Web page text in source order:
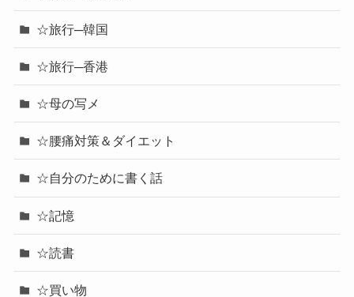
☆旅行─韓国
☆旅行─香港
☆母の写メ
☆腰痛対策＆ダイエット
☆自分のために書く話
☆記憶
☆読書
☆買い物